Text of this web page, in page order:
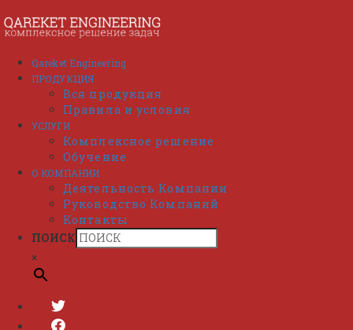
к
содержимому
Qareket Engineering
ПРОДУКЦИЯ
Вся продукция
Правила и условия
УСЛУГИ
Комплексное решение
Обучение
О КОМПАНИИ
Деятельность Компании
Руководство Компаний
Контакты
ПОИСК
×